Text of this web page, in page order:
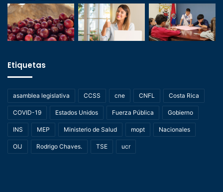
Etiquetas
asamblea legislativa CCSS cne CNFL Costa Rica
COVID-19 Estados Unidos Fuerza Pública Gobierno
INS MEP Ministerio de Salud mopt Nacionales
OIJ Rodrigo Chaves. TSE ucr